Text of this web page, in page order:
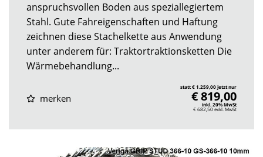
anspruchsvollen Boden aus speziallegiertem
Stahl. Gute Fahreigenschaften und Haftung
zeichnen diese Stachelkette aus Anwendung
unter anderem für: Traktortraktionsketten Die
Wärmebehandlung...
merken
statt € 1.259,00 jetzt nur
€ 819,00
inkl. 20% MwSt
€ 682,50exkl. MwSt